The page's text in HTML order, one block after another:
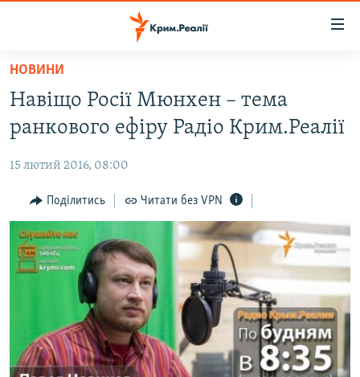
Перейти
основного
матеріалу
Перейти
до
навігації
Перейти
до
пошуку
ВОДА.КРИМ
ВІДЕО ТА ФОТО
ПОЛІТИКА
БЛОГИ
ПОГЛЯД
ІНТЕРВ'Ю
ВСЕ ЗА ДЕНЬ
СПЕЦПРОЕКТИ
ДЕПОРТАЦІЯ
ЯК ОБІЙТИ БЛОКУВАННЯ
НОВИНИ
Навіщо Росії Мюнхен – тема
ранкового ефіру Радіо Крим.Реалії
15 лютий 2016, 08:00
Поділитись Читати без VPN